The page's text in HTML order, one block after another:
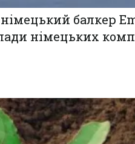
балкер
німецьких